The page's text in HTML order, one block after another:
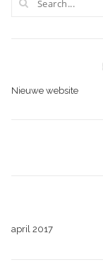
Nieuwe website
april 2017